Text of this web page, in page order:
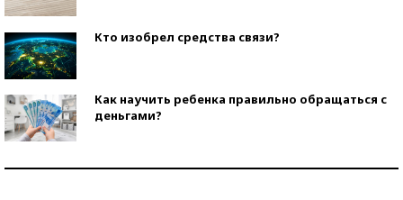
Кто изобрел средства связи?
Как научить ребенка правильно обращаться с
деньгами?